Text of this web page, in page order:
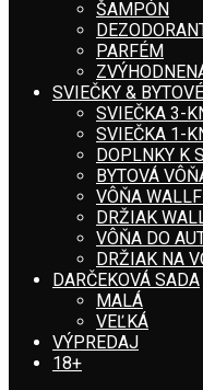
ŠAMPÓN
PARFÉM
SVIEČKY &
SVIEČKA 3-
SVIEČKA 1-
DOPLNKY K
BYTOVÁ
VÔŇA
DRŽIAK
VÔŇA DO
DRŽIAK NA
DARČEKOVÁ SADA
MALÁ
VEĽKÁ
VÝPREDAJ
18+